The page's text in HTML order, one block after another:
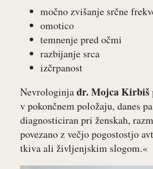
močno zvišanje srčne
omotico
temnenje pred očmi
razbijanje srca
izčrpanost
Nevrologinjadr. Mojca Kirbiš
v pokončnem položaju, danes
diagnosticiran pri ženskah,
povezano z večjo pogostostjo
tkiva ali življenjskim slogom.«